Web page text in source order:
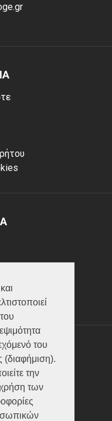
του
(διαφήμιση).
την
χρήση των